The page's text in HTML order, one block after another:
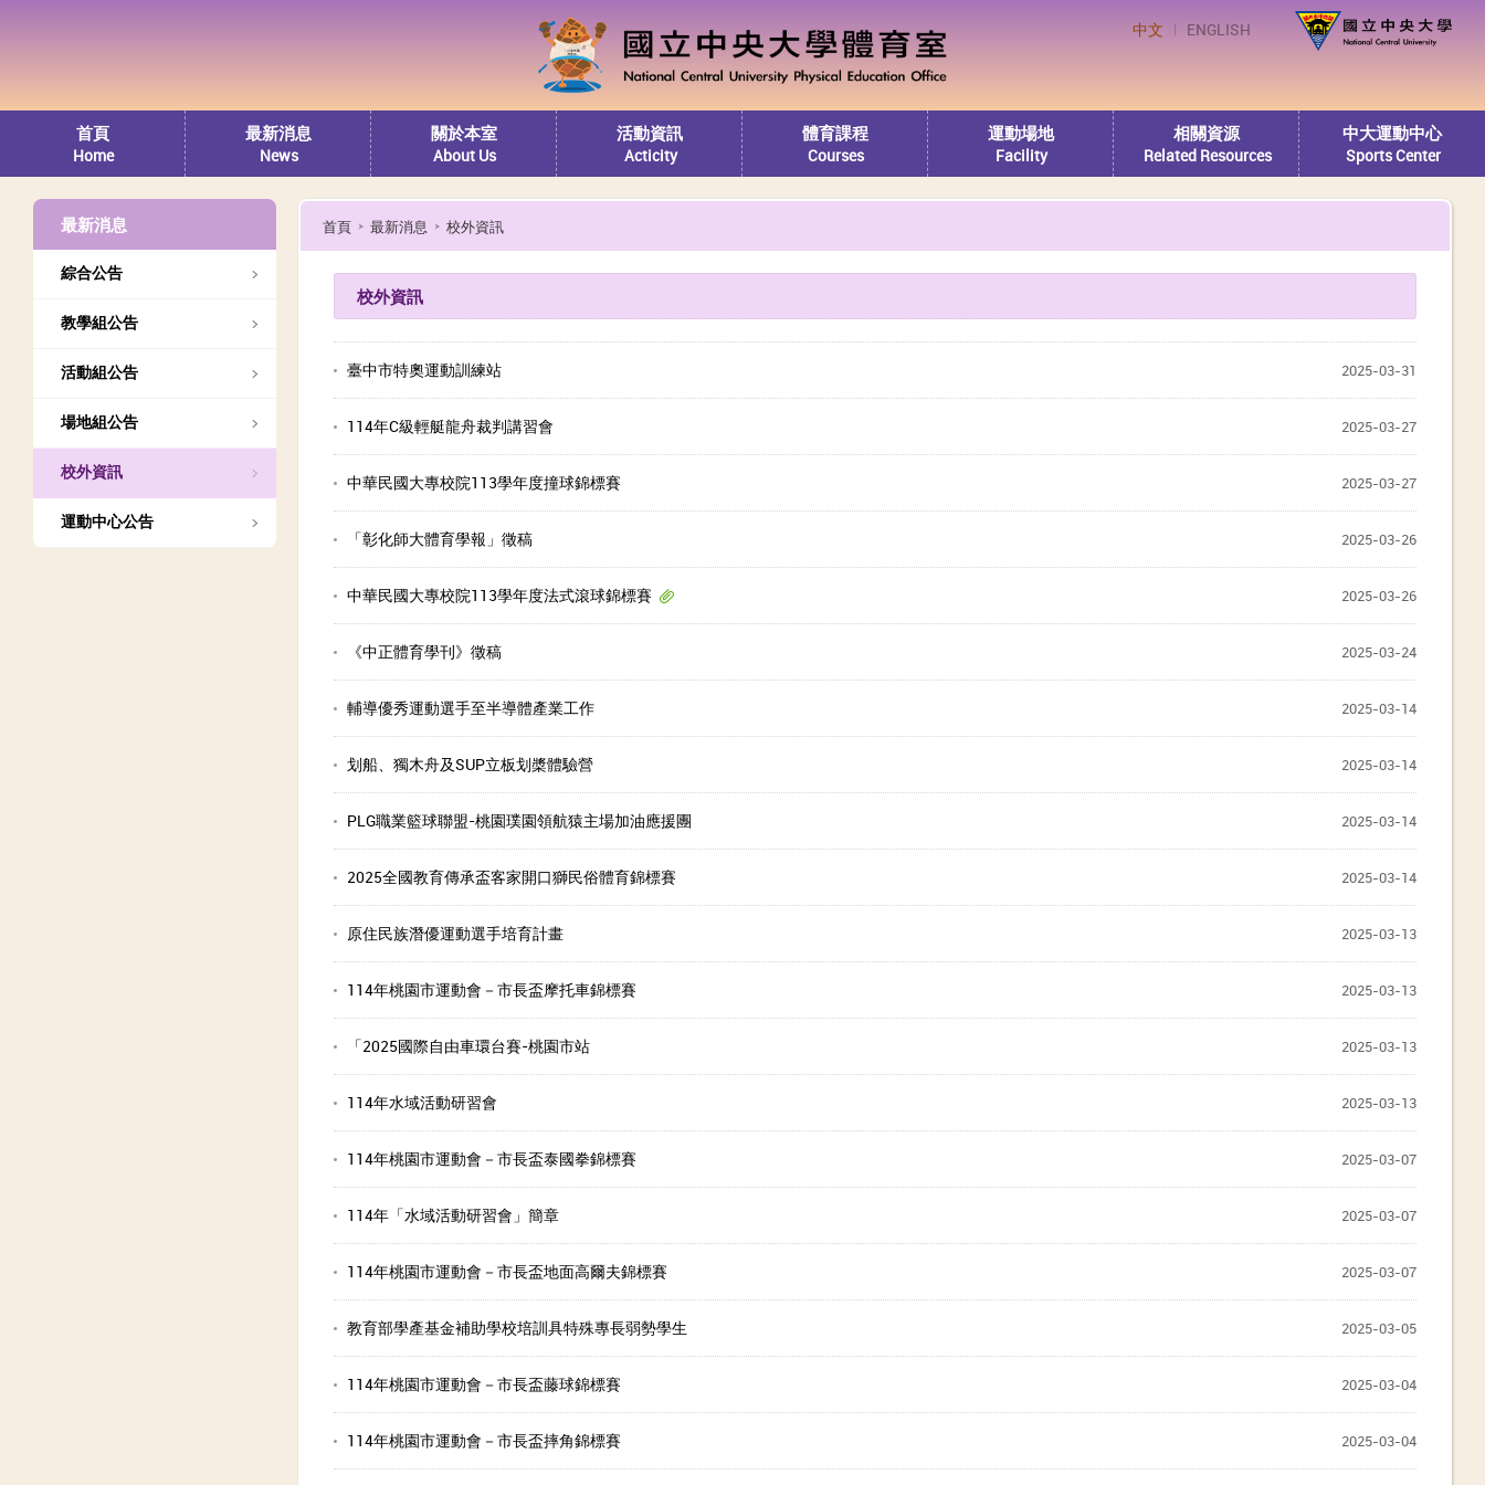
中文 ENGLISH
首頁
Home
最新消息
News
關於本室
About Us
活動資訊
Acticity
體育課程
Courses
運動場地
Facility
相關資源
Related Resources
中大運動中心
Sports Center
最新消息
綜合公告
教學組公告
活動組公告
場地組公告
校外資訊
運動中心公告
首頁 最新消息 校外資訊
校外資訊
臺中市特奧運動訓練站 2025-03-31
114年C級輕艇龍舟裁判講習會 2025-03-27
中華民國大專校院113學年度撞球錦標賽 2025-03-27
「彰化師大體育學報」徵稿 2025-03-26
中華民國大專校院113學年度法式滾球錦標賽 2025-03-26
《中正體育學刊》徵稿 2025-03-24
輔導優秀運動選手至半導體產業工作 2025-03-14
划船、獨木舟及SUP立板划槳體驗營 2025-03-14
PLG職業籃球聯盟-桃園璞園領航猿主場加油應援團 2025-03-14
2025全國教育傳承盃客家開口獅民俗體育錦標賽 2025-03-14
原住民族潛優運動選手培育計畫 2025-03-13
114年桃園市運動會－市長盃摩托車錦標賽 2025-03-13
「2025國際自由車環台賽-桃園市站 2025-03-13
114年水域活動研習會 2025-03-13
114年桃園市運動會－市長盃泰國拳錦標賽 2025-03-07
114年「水域活動研習會」簡章 2025-03-07
114年桃園市運動會－市長盃地面高爾夫錦標賽 2025-03-07
教育部學產基金補助學校培訓具特殊專長弱勢學生 2025-03-05
114年桃園市運動會－市長盃藤球錦標賽 2025-03-04
114年桃園市運動會－市長盃摔角錦標賽 2025-03-04